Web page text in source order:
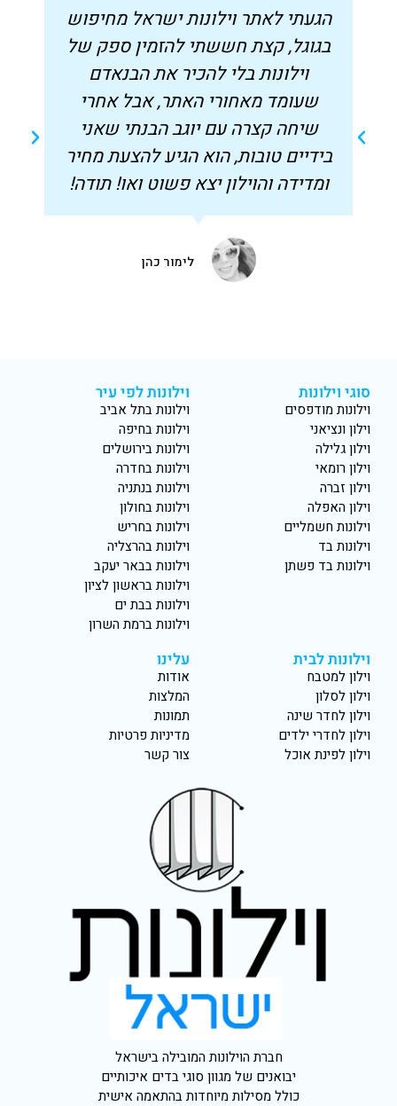
הגעתי לאתר וילונות ישראל מחיפוש
בגוגל, קצת חששתי להזמין ספק של
וילונות בלי להכיר את הבנאדם
שעומד מאחורי האתר, אבל אחרי
שיחה קצרה עם יוגב הבנתי שאני
בידיים טובות, הוא הגיע להצעת מחיר
ומדידה והוילון יצא פשוט ואו! תודה!
לימור כהן
סוגי וילונות
וילונות מודפסים
וילון ונציאני
וילון גלילה
וילון רומאי
וילון זברה
וילון האפלה
וילונות חשמליים
וילונות בד
וילונות בד פשתן
וילונות לפי עיר
וילונות בתל אביב
וילונות בחיפה
וילונות בירושלים
וילונות בחדרה
וילונות בנתניה
וילונות בחולון
וילונות בחריש
וילונות בהרצליה
וילונות בבאר יעקב
וילונות בראשון לציון
וילונות בבת ים
וילונות ברמת השרון
וילונות לבית
וילון למטבח
וילון לסלון
וילון לחדר שינה
וילון לחדרי ילדים
וילון לפינת אוכל
עלינו
אודות
המלצות
תמונות
מדיניות פרטיות
צור קשר
חברת הוילונות המובילה בישראל
יבואנים של מגוון סוגי בדים איכותיים
כולל מסילות מיוחדות בהתאמה אישית